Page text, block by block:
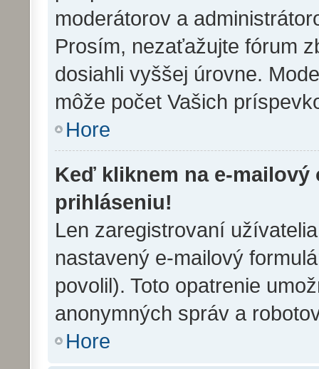
moderátorov a
Prosím, nezaťažujte fórum
dosiahli vyššej úrovne.
môže počet Vašich
Hore
Keď kliknem na e-
prihláseniu!
Len zaregistrovaní
nastavený e-mailový
povolil). Toto opatrenie
anonymných správ a
Hore